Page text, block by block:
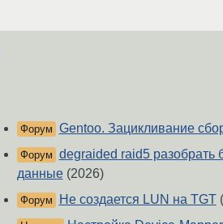
Форум Gentoo. Зацикливание
Форум degraided raid5 разобрать
данные(2026)
Форум Не создается LUN на TGT